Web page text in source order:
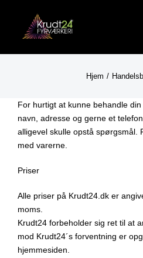
content
Hjem
For hurtigt at kunne behandle
navn, adresse og gerne et
alligevel skulle opstå spørgsmål.
med varerne.
Priser
Alle priser på Krudt24.dk er
moms.
Krudt24 forbeholder sig ret til at
mod Krudt24´s forventning er
hjemmesiden.